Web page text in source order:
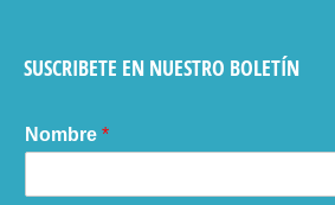
SUSCRIBETE EN NUESTRO BOLETÍN
Nombre *